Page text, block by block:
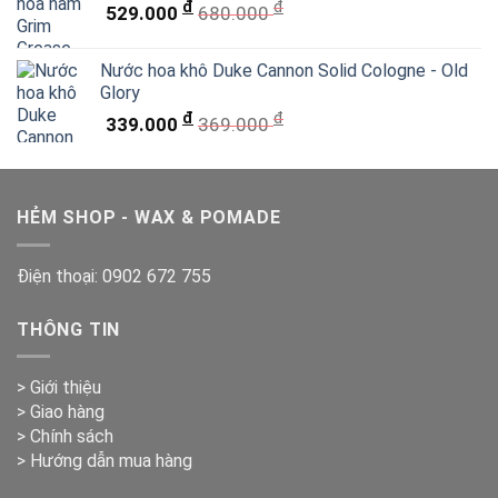
529.000 đ 680.000đ
Nước hoa khô Duke Cannon Solid Cologne - Old
Glory
339.000 đ 369.000đ
HẺM SHOP - WAX & POMADE
Điện thoại: 0902 672 755
THÔNG TIN
> Giới thiệu
> Giao hàng
> Chính sách
> Hướng dẫn mua hàng